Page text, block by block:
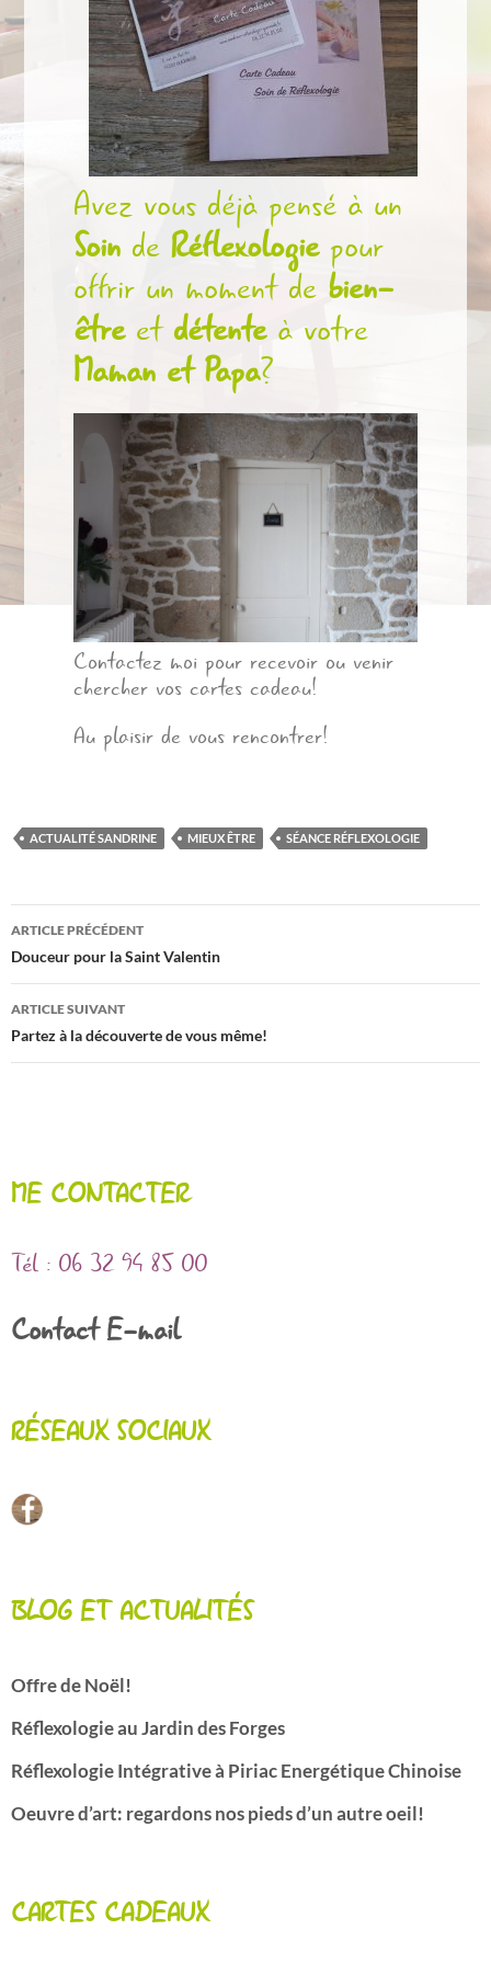
Avez vous déjà pensé à un
Soin deRéflexologiepour
offrir un moment de bien-
êtreetdétenteà votre
Maman et Papa?
Contactez moi pour recevoir ou venir
chercher vos cartes cadeau!
Au plaisir de vous rencontrer!
ACTUALITÉ SANDRINE MIEUX ÊTRE SÉANCE RÉFLEXOLOGIE
Navigation
des
articles
ARTICLE PRÉCÉDENT
Douceur pour la Saint Valentin
ARTICLE SUIVANT
Partez à la découverte de vous même!
ME CONTACTER
Tél : 06 32 94 85 00
Contact E-mail
RÉSEAUX SOCIAUX
BLOG ET ACTUALITÉS
Offre de Noël!
Réflexologie au Jardin des Forges
Réflexologie Intégrative à Piriac Energétique Chinoise
Oeuvre d’art: regardons nos pieds d’un autre oeil!
CARTES CADEAUX